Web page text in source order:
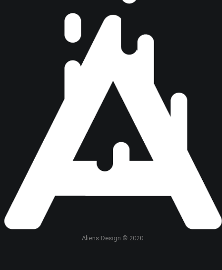
Aliens Design © 2020